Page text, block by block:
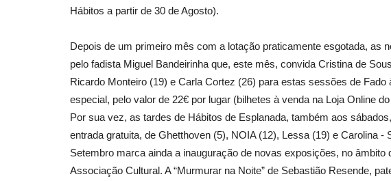
Hábitos a partir de 30 de Agosto).
Depois de um primeiro mês com a lotação praticamente esgotada, as
pelo fadista Miguel Bandeirinha que, este mês, convida Cristina de
Ricardo Monteiro (19) e Carla Cortez (26) para estas sessões de
especial, pelo valor de 22€ por lugar (bilhetes à venda na Loja Online
Por sua vez, as tardes de Hábitos de Esplanada, também aos
entrada gratuita, de Ghetthoven (5), NOIA (12), Lessa (19) e Carolina -
Setembro marca ainda a inauguração de novas exposições, no
Associação Cultural. A “Murmurar na Noite” de Sebastião Resende,
Cultura ...by